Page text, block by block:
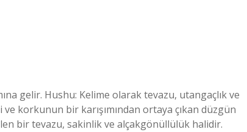
gelir. Hushu: Kelime olarak tevazu, utangaçlık ve
korkunun bir karışımından ortaya çıkan düzgün
bir tevazu, sakinlik ve alçakgönüllülük halidir.